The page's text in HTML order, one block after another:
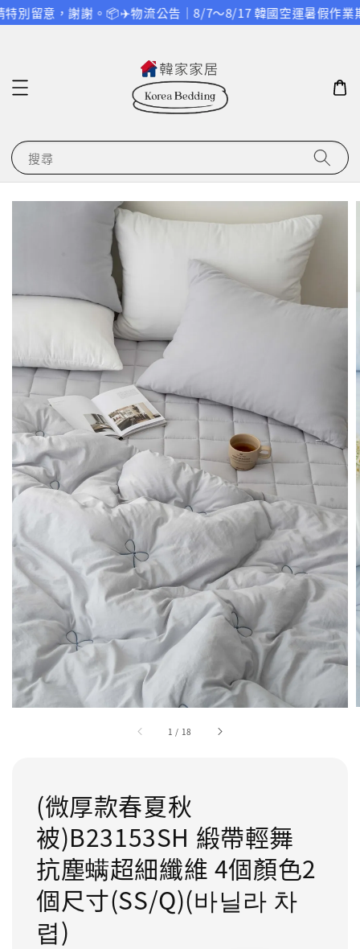
意，謝謝。📦✈️物流公告｜8/7～8/17 韓國空運暑假作業期間
搜尋
1 / 18
(微厚款春夏秋
被)B23153SH 緞帶輕舞
抗塵螨超細纖維 4個顏色2
個尺寸(SS/Q)(바닐라 차
렵)